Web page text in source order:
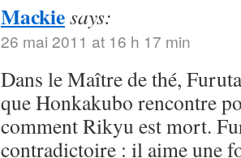
Mackiesays:
26 mai 2011 at 16 h 17 min
Dans le Maître de thé,
que Honkakubo rencontre
comment Rikyu est mort.
contradictoire : il aime une